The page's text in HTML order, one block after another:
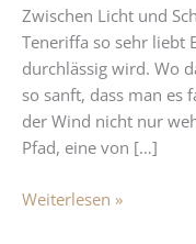
Zwischen Licht und
Teneriffa so sehr liebt
durchlässig wird. Wo
so sanft, dass man es
der Wind nicht nur
Pfad, eine von […]
Weiterlesen »